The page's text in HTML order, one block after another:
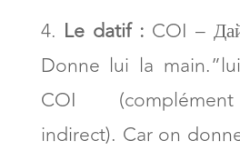
Le datif : COI –
Donne lui la
COI
indirect). Car on